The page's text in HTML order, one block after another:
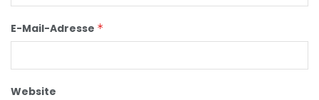
E-Mail-Adresse *
Website